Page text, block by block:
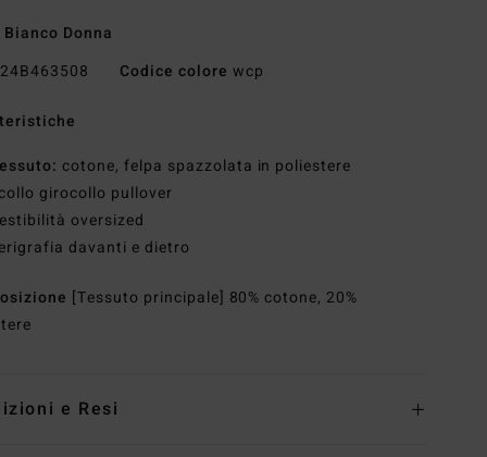
Donna
24B463508 Codice colore wcp
cotone, felpa spazzolata in poliestere
girocollo pullover
oversized
davanti e dietro
[Tessuto principale] 80% cotone, 20%
e Resi